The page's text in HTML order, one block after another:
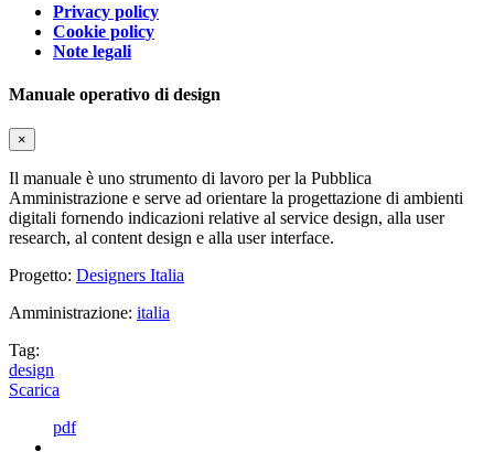
Privacy policy
Cookie policy
Note legali
Manuale operativo di design
×
Il manuale è uno strumento di lavoro per la Pubblica
Amministrazione e serve ad orientare la progettazione di ambienti
digitali fornendo indicazioni relative al service design, alla user
research, al content design e alla user interface.
Progetto: Designers Italia
Amministrazione: italia
Tag:
design
Scarica
pdf